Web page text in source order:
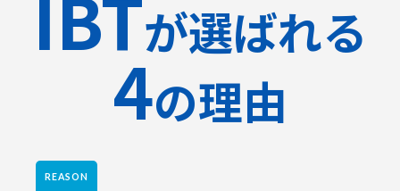
が選ばれる
4の理由
REASON